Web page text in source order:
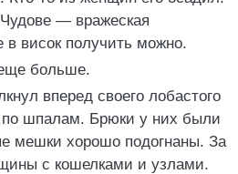
— вражеская
в висок получить можно.
больше.
вперед своего лобастого
шпалам. Брюки у них были
мешки хорошо подогнаны. За
с кошелками и узлами.